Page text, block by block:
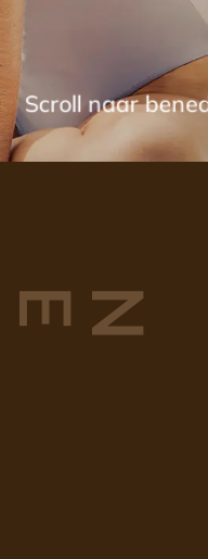
Scroll naar beneden
EN